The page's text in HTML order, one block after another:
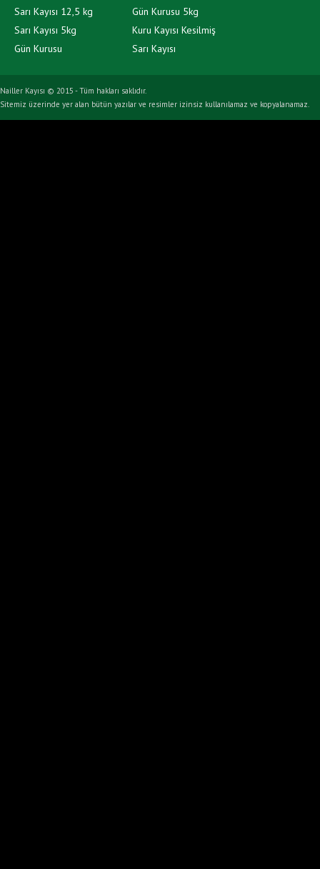
Sarı Kayısı 12,5 kg
Gün Kurusu 5kg
Sarı Kayısı 5kg
Kuru Kayısı Kesilmiş
Gün Kurusu
Sarı Kayısı
Nailler Kayısı © 2015 - Tüm hakları saklıdır.
Sitemiz üzerinde yer alan bütün yazılar ve resimler izinsiz kullanılamaz ve kopyalanamaz.